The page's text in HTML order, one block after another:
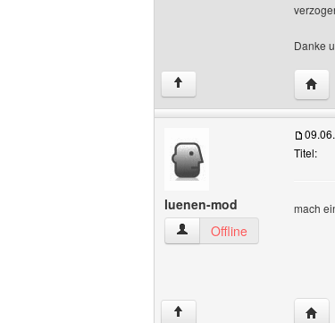
Danke
↑
luenen-mod
luenen-mod Benutzer-Profile
Offline
Titel:
mach
↑